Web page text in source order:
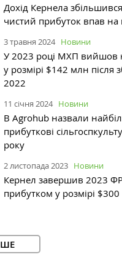
Дохід Кернела
чистий прибуток впав на
3 травня 2024 Новини
У 2023 році МХП вийшов
у розмірі $142 млн після
2022
11 січня 2024 Новини
В Agrohub назвали
прибуткові
року
2 листопада 2023 Новини
Кернел завершив 2023
прибутком у розмірі